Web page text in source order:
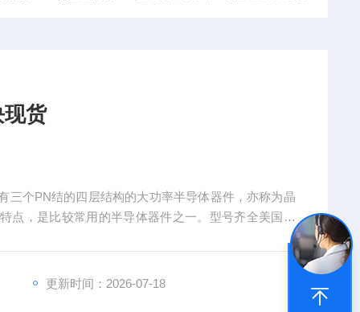
货
三个PN结的四层结构的大功率半导体器件，亦称为晶
点，是比较常用的半导体器件之一。型号齐全美国IR
更新时间：2026-07-18